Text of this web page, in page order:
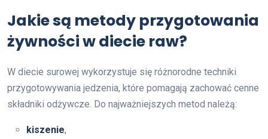
Jakie są metody przygotowania
żywności w diecie raw?
W diecie surowej wykorzystuje się różnorodne techniki
przygotowywania jedzenia, które pomagają zachować cenne
składniki odżywcze. Do najważniejszych metod należą:
kiszenie,